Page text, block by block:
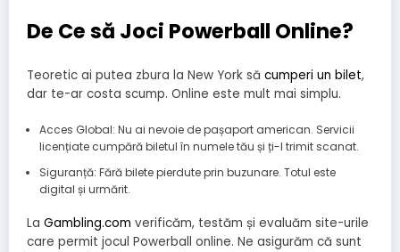
De Ce să Joci Powerball Online?
Teoretic ai putea zbura la New York să cumperi un bilet,
dar te-ar costa scump. Online este mult mai simplu.
Acces Global: Nu ai nevoie de pașaport american. Servicii
licențiate cumpără biletul în numele tău și ți-l trimit scanat.
Siguranță: Fără bilete pierdute prin buzunare. Totul este
digital și urmărit.
La Gambling.com verificăm, testăm și evaluăm site-urile
care permit jocul Powerball online. Ne asigurăm că sunt